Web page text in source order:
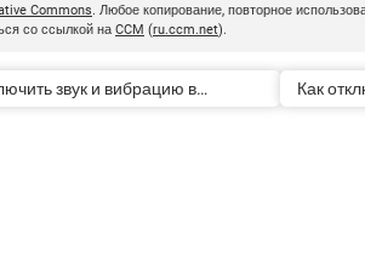
Commons. Любое копирование, повторное
со ссылкой на CCM (ru.ccm.net).
звук и вибрацию в
Как